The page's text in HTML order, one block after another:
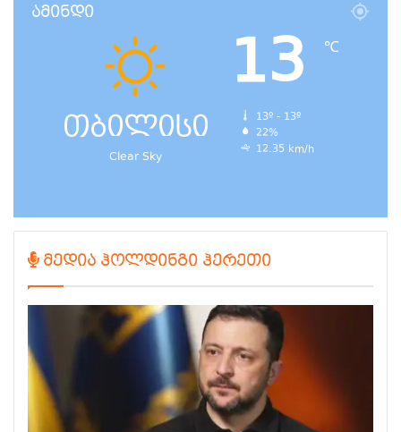
ამინდი
თბილისი
Clear Sky
13 ℃
13º - 13º
22%
12.35 km/h
მედია ჰოლდინგი ჰერეთი